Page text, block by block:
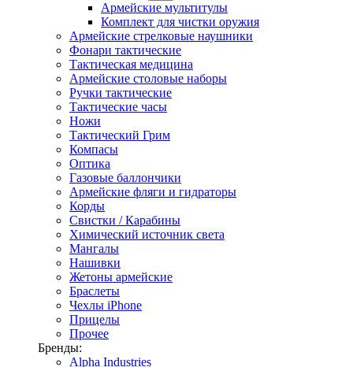
Армейские мультитулы
Комплект для чистки оружия
Армейские стрелковые наушники
Фонари тактические
Тактическая медицина
Армейские столовые наборы
Ручки тактические
Тактические часы
Ножи
Тактический Грим
Компасы
Оптика
Газовые баллончики
Армейские фляги и гидраторы
Корды
Свистки / Карабины
Химический источник света
Мангалы
Нашивки
Жетоны армейские
Браслеты
Чехлы iPhone
Прицелы
Прочее
Бренды:
Alpha Industries